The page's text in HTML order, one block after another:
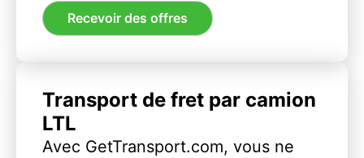
Recevoir des offres
Transport de fret par camion
LTL
Avec GetTransport.com, vous ne